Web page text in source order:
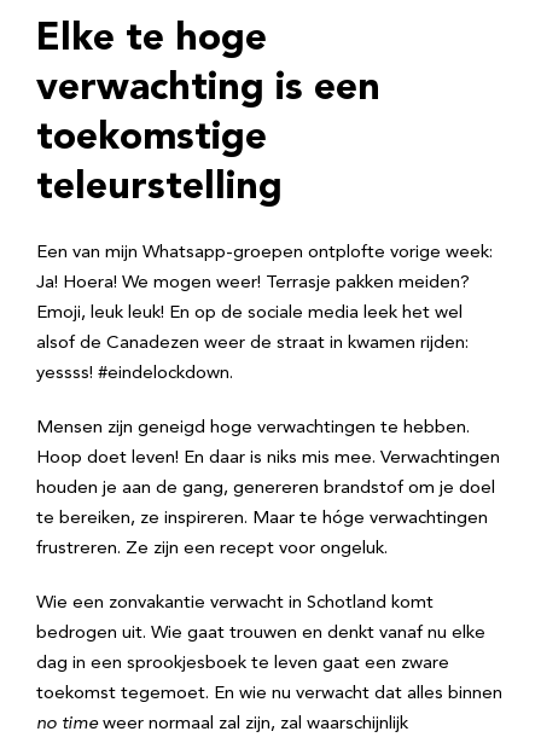
Elke te hoge
verwachting is een
toekomstige
teleurstelling
Een van mijn Whatsapp-groepen ontplofte vorige week:
Ja! Hoera! We mogen weer! Terrasje pakken meiden?
Emoji, leuk leuk! En op de sociale media leek het wel
alsof de Canadezen weer de straat in kwamen rijden:
yessss! #eindelockdown.
Mensen zijn geneigd hoge verwachtingen te hebben.
Hoop doet leven! En daar is niks mis mee. Verwachtingen
houden je aan de gang, genereren brandstof om je doel
te bereiken, ze inspireren. Maar te hóge verwachtingen
frustreren. Ze zijn een recept voor ongeluk.
Wie een zonvakantie verwacht in Schotland komt
bedrogen uit. Wie gaat trouwen en denkt vanaf nu elke
dag in een sprookjesboek te leven gaat een zware
toekomst tegemoet. En wie nu verwacht dat alles binnen
no timeweer normaal zal zijn, zal waarschijnlijk